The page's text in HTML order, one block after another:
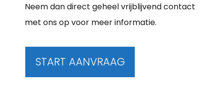
Neem dan direct geheel vrijblijvend contact
met ons op voor meer informatie.
START AANVRAAG